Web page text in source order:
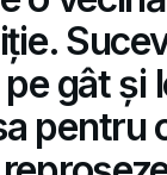
gât și
pentru